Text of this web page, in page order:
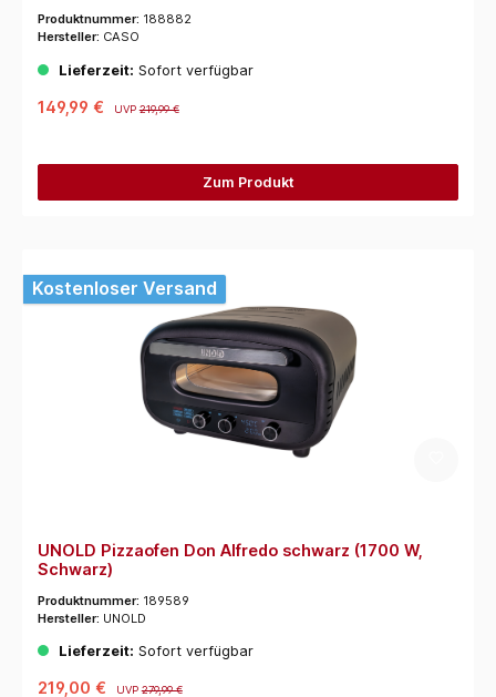
Produktnummer: 188882
Hersteller: CASO
Lieferzeit: Sofort verfügbar
149,99 € UVP219,99 €
Zum Produkt
Kostenloser Versand
UNOLD Pizzaofen Don Alfredo schwarz (1700 W,
Schwarz)
Produktnummer: 189589
Hersteller: UNOLD
Lieferzeit: Sofort verfügbar
219,00 € UVP279,99 €